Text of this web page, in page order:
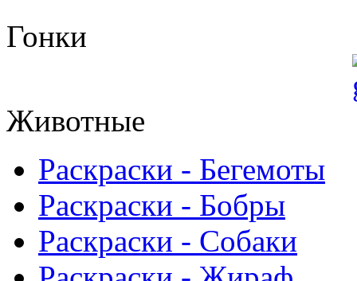
Гонки
Животные
Раскраски - Бегемоты
Раскраски - Бобры
Раскраски - Собаки